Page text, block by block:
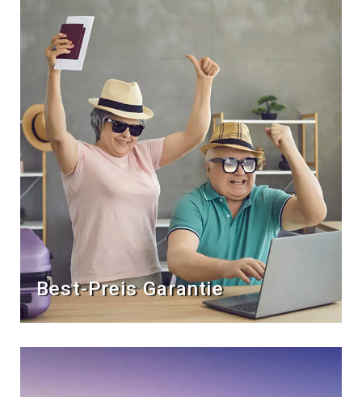
Best-Preis Garantie